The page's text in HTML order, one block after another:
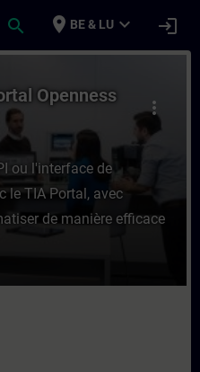
search place BE & LU expand_more login
TIA Portal
more_vert
Openness
ou l'interface de
le TIA Portal, avec
de manière efficace